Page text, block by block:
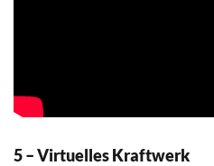
5 – Virtuelles Kraftwerk